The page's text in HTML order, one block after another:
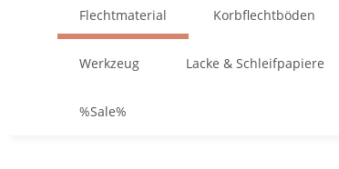
Flechtmaterial Korbflechtböden
Werkzeug Lacke & Schleifpapiere
%Sale%